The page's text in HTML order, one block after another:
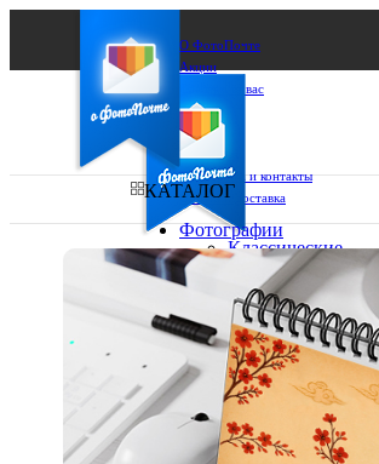
О ФотоПочте
Акции
Сделаем за вас
Бизнесу
FAQ
Франшиза
Поддержка и контакты
Оплата и доставка
Ваш город:
Ваш регион доставки
Выберите из списка:
КАТАЛОГ
Фотографии
Классические
10х10
10х15
13х18
15х15
15х20
20х20
20х30
30х30